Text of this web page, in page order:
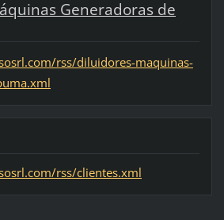
Generadoras de
rss/diluidores-maquinas-
rss/clientes.xml